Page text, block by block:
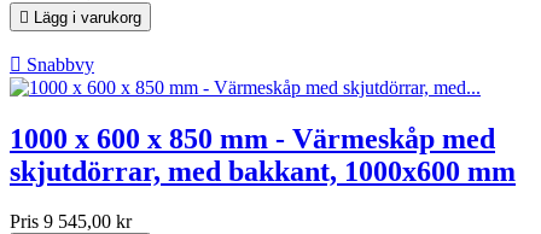
 Lägg i varukorg
 Snabbvy
1000 x 600 x 850 mm - Värmeskåp med
skjutdörrar, med bakkant, 1000x600 mm
Pris 9 545,00 kr